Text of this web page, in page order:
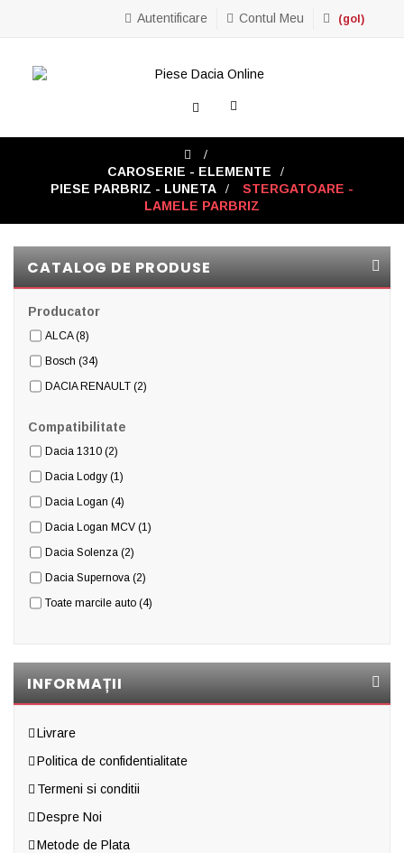
(gol)
Autentificare Contul Meu
Toggle
>
CAROSERIE - ELEMENTE
>
PIESE PARBRIZ - LUNETA
>
STERGATOARE -
LAMELE PARBRIZ
CATALOG DE PRODUSE
Producator
ALCA(8)
Bosch (34)
DACIA RENAULT (2)
Compatibilitate
Dacia 1310 (2)
Dacia Lodgy (1)
Dacia Logan (4)
Dacia Logan MCV (1)
Dacia Solenza (2)
Dacia Supernova (2)
Toate marcile auto (4)
INFORMAȚII
Livrare
Politica de confidentialitate
Termeni si conditii
Despre Noi
Metode de Plata